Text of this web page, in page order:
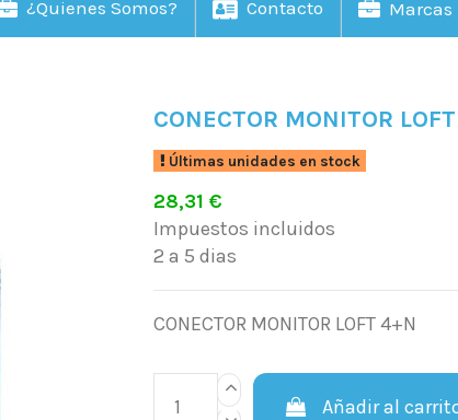
¿Quienes Somos? Contacto Marcas
CONECTOR MONITOR
Últimas unidades en stock
28,31 €
Impuestos incluidos
2 a 5 dias
CONECTOR MONITOR LOFT 4+N
Añadir al